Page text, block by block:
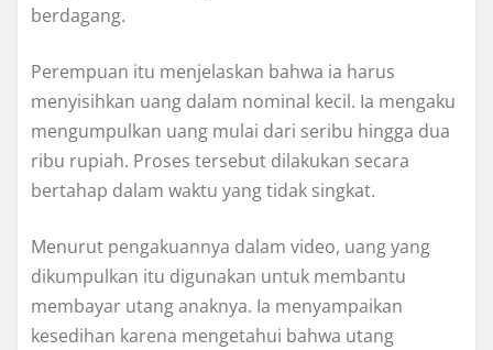
berdagang.
Perempuan itu menjelaskan bahwa ia harus
menyisihkan uang dalam nominal kecil. Ia mengaku
mengumpulkan uang mulai dari seribu hingga dua
ribu rupiah. Proses tersebut dilakukan secara
bertahap dalam waktu yang tidak singkat.
Menurut pengakuannya dalam video, uang yang
dikumpulkan itu digunakan untuk membantu
membayar utang anaknya. Ia menyampaikan
kesedihan karena mengetahui bahwa utang